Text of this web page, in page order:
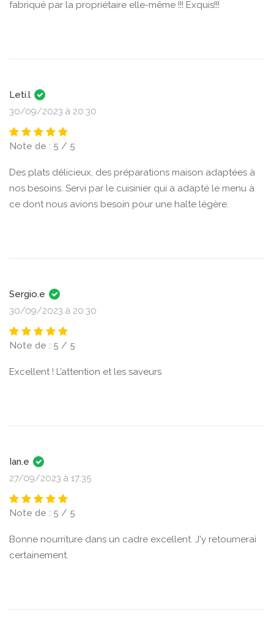
fabriqué par la propriétaire elle-même !!! Exquis!!!
Leti.l
30/09/2023 à 20:30
Note de : 5 / 5
Des plats délicieux, des préparations maison adaptées à
nos besoins. Servi par le cuisinier qui a adapté le menu à
ce dont nous avions besoin pour une halte légère.
Sergio.e
30/09/2023 à 20:30
Note de : 5 / 5
Excellent ! L’attention et les saveurs
Ian.e
27/09/2023 à 17:35
Note de : 5 / 5
Bonne nourriture dans un cadre excellent. J'y retournerai
certainement.